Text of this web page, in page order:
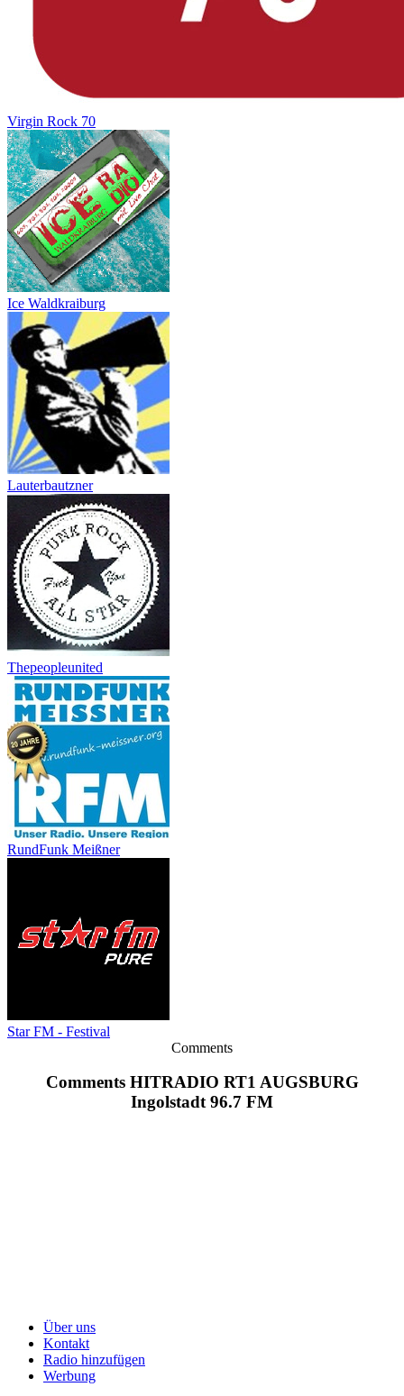
Virgin Rock 70
Ice Waldkraiburg
Lauterbautzner
Thepeopleunited
RundFunk Meißner
Star FM - Festival
Comments
Comments HITRADIO RT1 AUGSBURG
Ingolstadt 96.7 FM
Über uns
Kontakt
Radio hinzufügen
Werbung